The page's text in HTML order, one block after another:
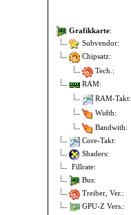
Grafikkarte:
Subvendor:
Chipsatz:
Tech.:
RAM:
RAM-Takt:
Width:
Bandwith:
Core-Takt:
Shaders:
Fillrate:
Bus:
Treiber, Ver.:
GPU-Z Vers.: